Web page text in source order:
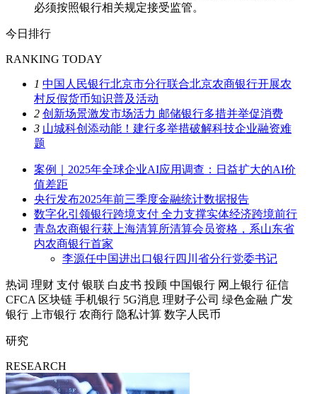
必须按照银行相关规定接受监管。
今日排行
RANKING TODAY
1 中国人民银行北京市分行联合北京农商银行开展农
村反假货币知识普及活动
2 创新场景激发市场活力 邮储银行多措并举促消费
3 山城科创添动能！建行多举措破解科技企业融资难
题
案例｜2025年全球企业AI应用调查：日益扩大的AI价
值差距
央行发布2025年前三季度金融统计数据报告
数字化引领银行跨境支付 全力支撑实体经济跨境前行
青岛农商银行获上海清算所清算会员资格，系山东省
内农商银行首家
李源任中国进出口银行四川省分行党委书记
热词 理财 支付 银联 白皮书 投顾 中国银行 网上银行 征信
CFCA 区块链 手机银行 5G消息 理财子公司 绿色金融 广发
银行
上市银行 农商行 隐私计算 数字人民币
研究
RESEARCH